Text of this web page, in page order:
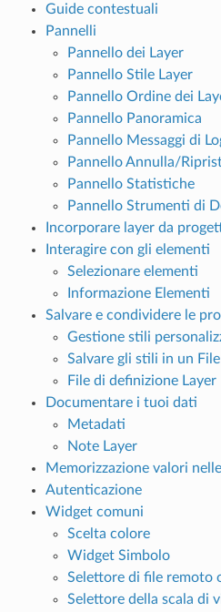
Guide contestuali
Pannelli
Pannello dei Layer
Pannello Stile Layer
Pannello Ordine dei
Pannello Panoramica
Pannello Messaggi di
Pannello Annulla/
Pannello Statistiche
Pannello Strumenti di
Incorporare layer da
Interagire con gli elementi
Selezionare elementi
Informazione Elementi
Salvare e condividere le
Gestione stili
Salvare gli stili in un
File di definizione Layer
Documentare i tuoi dati
Metadati
Note Layer
Memorizzazione valori
Autenticazione
Widget comuni
Scelta colore
Widget Simbolo
Selettore di file remoto
Selettore della scala di